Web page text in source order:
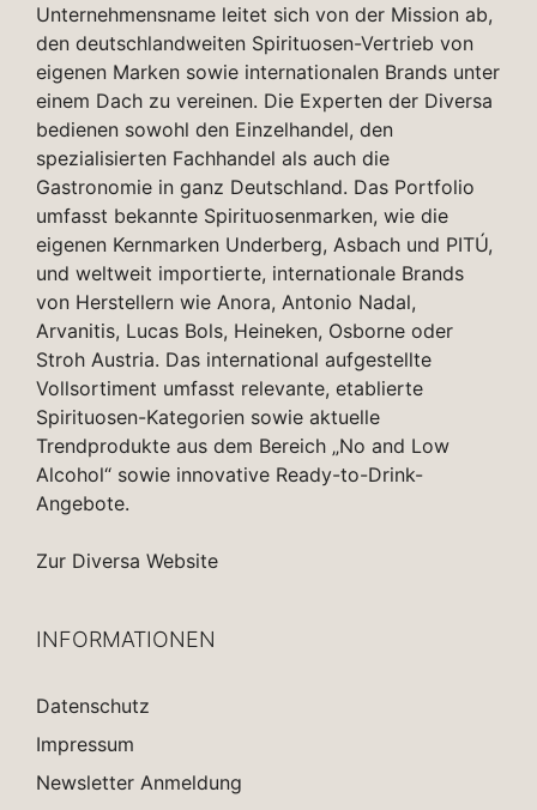
Unternehmensname leitet sich von der Mission ab,
den deutschlandweiten Spirituosen-Vertrieb von
eigenen Marken sowie internationalen Brands unter
einem Dach zu vereinen. Die Experten der Diversa
bedienen sowohl den Einzelhandel, den
spezialisierten Fachhandel als auch die
Gastronomie in ganz Deutschland. Das Portfolio
umfasst bekannte Spirituosenmarken, wie die
eigenen Kernmarken Underberg, Asbach und PITÚ,
und weltweit importierte, internationale Brands
von Herstellern wie Anora, Antonio Nadal,
Arvanitis, Lucas Bols, Heineken, Osborne oder
Stroh Austria. Das international aufgestellte
Vollsortiment umfasst relevante, etablierte
Spirituosen-Kategorien sowie aktuelle
Trendprodukte aus dem Bereich „No and Low
Alcohol“ sowie innovative Ready-to-Drink-
Angebote.
Zur Diversa Website
INFORMATIONEN
Datenschutz
Impressum
Newsletter Anmeldung